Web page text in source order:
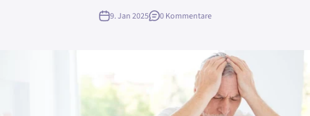
9. Jan 2025 0 Kommentare